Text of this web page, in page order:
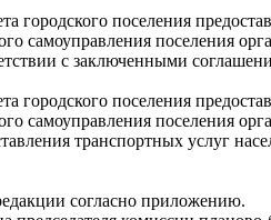
поселения
самоуправления поселения
с заключенными
поселения
самоуправления поселения
транспортных услуг
согласно приложению.